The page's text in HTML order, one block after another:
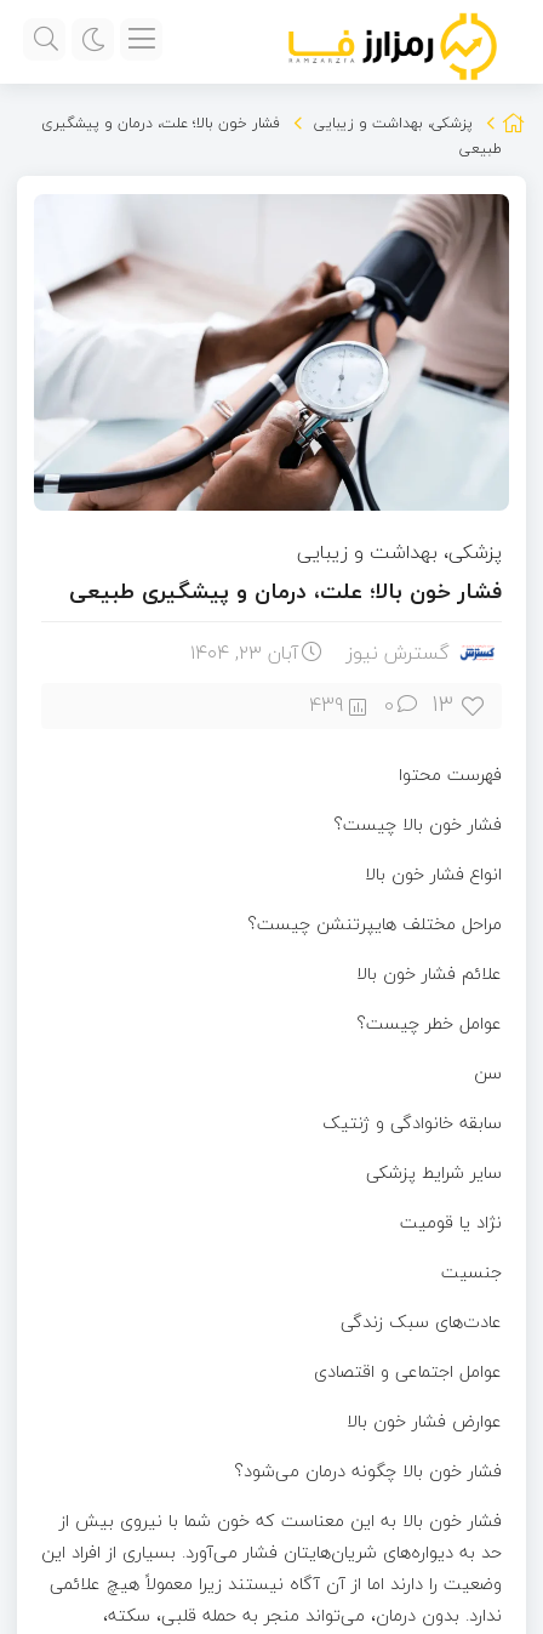
پزشکی، بهداشت و زیبایی
فشار خون بالا؛ علت، درمان و پیشگیری
طبیعی
پزشکی، بهداشت و زیبایی
فشار خون بالا؛ علت، درمان و پیشگیری طبیعی
گسترش نیوز آبان ۲۳, ۱۴۰۴
13
0
439
فهرست محتوا
فشار خون بالا چیست؟
انواع فشار خون بالا
مراحل مختلف هایپرتنشن چیست؟
علائم فشار خون بالا
عوامل خطر چیست؟
سن
سابقه خانوادگی و ژنتیک
سایر شرایط پزشکی
نژاد یا قومیت
جنسیت
عادت‌های سبک زندگی
عوامل اجتماعی و اقتصادی
عوارض فشار خون بالا
فشار خون بالا چگونه درمان می‌شود؟
فشار خون بالا به این معناست که خون شما با نیروی بیش از
حد به دیواره‌های شریان‌هایتان فشار می‌آورد. بسیاری از افراد این
وضعیت را دارند اما از آن آگاه نیستند زیرا معمولاً هیچ علائمی
ندارد. بدون درمان، می‌تواند منجر به حمله قلبی، سکته،